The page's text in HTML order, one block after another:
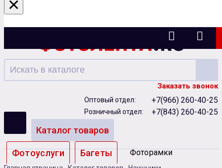
Казань
Заказать звонок
Оптовый отдел: +7(966) 260-40-25
Розничный отдел: +7(843) 260-40-25
Каталог товаров
Фотоуслуги Багеты Фоторамки
×